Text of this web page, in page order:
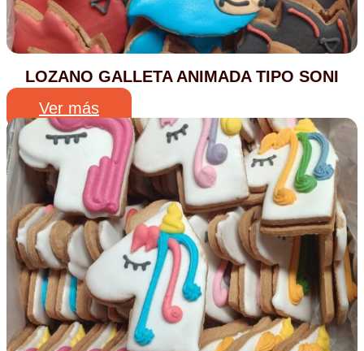
LOZANO GALLETA ANIMADA TIPO SONI
Ver más